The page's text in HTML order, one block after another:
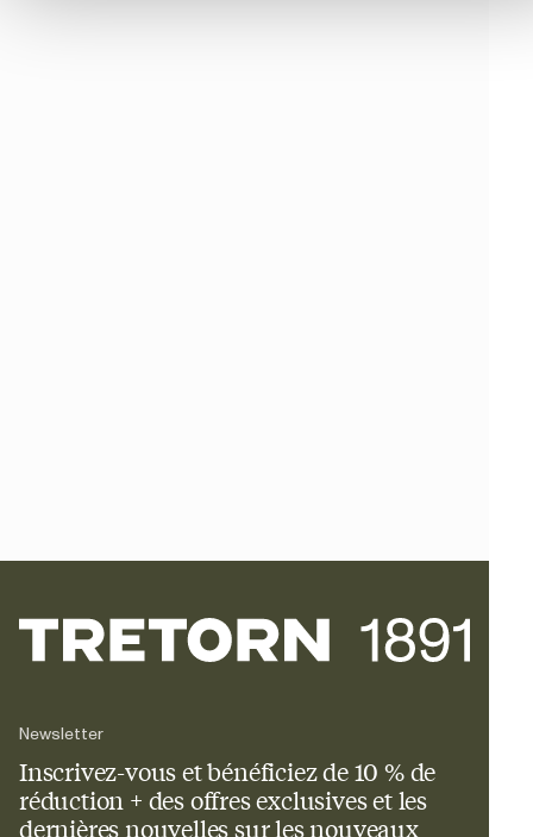
Newsletter
Inscrivez-vous et bénéficiez de 10 % de
réduction + des offres exclusives et les
dernières nouvelles sur les nouveaux